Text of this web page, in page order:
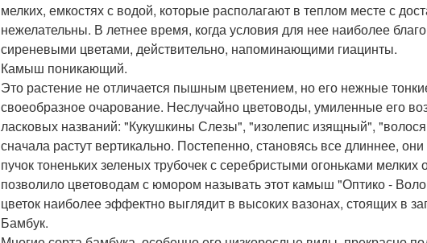
мелких, емкостях с водой, которые располагают в теплом месте с
нежелательны. В летнее время, когда условия для нее наиболее
сиреневыми цветами, действительно, напоминающими гиацинты.
Камыш поникающий.
Это растение не отличается пышным цветением, но его нежные
своеобразное очарование. Неслучайно цветоводы, умиленные его
ласковых названий: "Кукушкины Слезы", "изолепис изящный",
сначала растут вертикально. Постепенно, становясь все длиннее,
пучок тоненьких зеленых трубочек с серебристыми огоньками мелких
позволило цветоводам с юмором называть этот камыш "Оптико -
цветок наиболее эффектно выглядит в высоких вазонах, стоящих в
Бамбук.